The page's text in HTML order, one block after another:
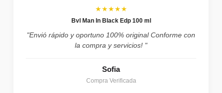
★★★★★
Bvl Man In Black Edp 100 ml
"Envió rápido y oportuno 100% original Conforme con
la compra y servicios! "
Sofia
Compra Verificada